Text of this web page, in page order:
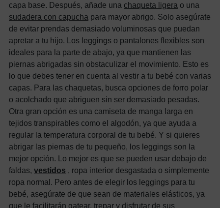
capa base. Después, añade una chaqueta ligera o una
sudadera con capucha para mayor abrigo. Solo asegúrate
de evitar prendas demasiado voluminosas que puedan
apretar a tu hijo. Los leggings o pantalones flexibles son
ideales para la parte de abajo, ya que mantienen las
piernas abrigadas sin obstaculizar el movimiento. Esto es
lo que debes tener en cuenta al vestir a tu bebé con varias
capas. Para las chaquetas, busca opciones de forro polar
o acolchado que abriguen sin ser demasiado pesadas.
Otra gran opción es una camiseta de manga larga en
tejidos transpirables como el algodón, ya que ayuda a
regular la temperatura corporal de tu bebé. Y si quieres
abrigar las piernas de tu pequeño, los leggings son la
mejor opción. Lo mejor es que se pueden usar debajo de
faldas, vestidos , ropa interior desgastada o simplemente
ropa normal. Pero antes de elegir los leggings para tu
bebé, asegúrate de que sean de materiales elásticos, ya
que le facilitarán gatear, trepar y disfrutar de sus